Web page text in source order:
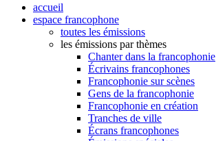
accueil
espace francophone
toutes les émissions
les émissions par thèmes
Chanter dans la francophonie
Écrivains francophones
Francophonie sur scènes
Gens de la francophonie
Francophonie en création
Tranches de ville
Écrans francophones